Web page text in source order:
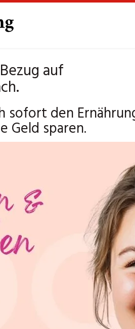
auf
sofort den
Geld sparen.